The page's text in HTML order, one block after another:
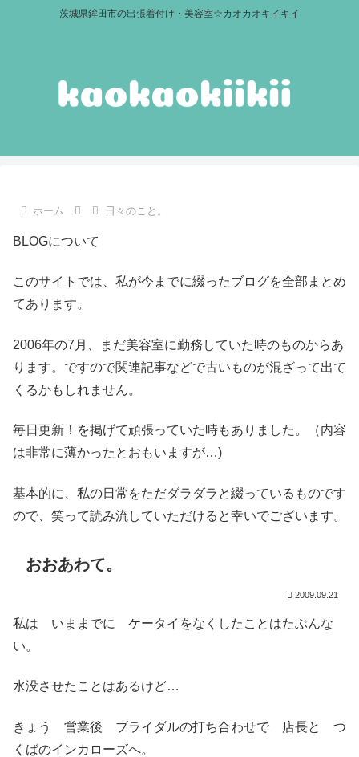
茨城県鉾田市の出張着付け・美容室☆カオカオキイキイ
ホーム 日々のこと。
BLOGについて
このサイトでは、私が今までに綴ったブログを全部まとめ
てあります。
2006年の7月、まだ美容室に勤務していた時のものからあ
ります。ですので関連記事などで古いものが混ざって出て
くるかもしれません。
毎日更新！を掲げて頑張っていた時もありました。（内容
は非常に薄かったとおもいますが…)
基本的に、私の日常をただダラダラと綴っているものです
ので、笑って読み流していただけると幸いでございます。
おおあわて。
2009.09.21
私は いままでに ケータイをなくしたことはたぶんな
い。
水没させたことはあるけど…
きょう 営業後 ブライダルの打ち合わせで 店長と つ
くばのインカローズへ。